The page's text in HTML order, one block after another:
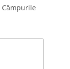
Câmpurile